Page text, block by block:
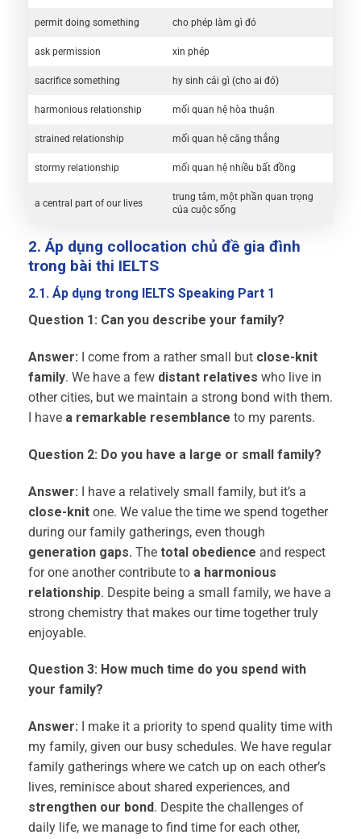
permit doing something cho phép làm gì đó
ask permission xin phép
sacrifice something hy sinh cái gì (cho ai đó)
harmonious relationship mối quan hệ hòa thuận
strained relationship mối quan hệ căng thẳng
stormy relationship mối quan hệ nhiều bất đồng
a central part of our lives
trung tâm, một phần quan trọng
của cuộc sống
2. Áp dụng collocation chủ đề gia đình
trong bài thi IELTS
2.1. Áp dụng trong IELTS Speaking Part 1
Question 1: Can you describe your family?
Answer: I come from a rather small but close-knit
family. We have a few distant relatives who live in
other cities, but we maintain a strong bond with them.
I have a remarkable resemblance to my parents.
Question 2: Do you have a large or small family?
Answer: I have a relatively small family, but it’s a
close-knit one. We value the time we spend together
during our family gatherings, even though
generation gaps. The total obedience and respect
for one another contribute to a harmonious
relationship. Despite being a small family, we have a
strong chemistry that makes our time together truly
enjoyable.
Question 3: How much time do you spend with
your family?
Answer: I make it a priority to spend quality time with
my family, given our busy schedules. We have regular
family gatherings where we catch up on each other’s
lives, reminisce about shared experiences, and
strengthen our bond. Despite the challenges of
daily life, we manage to find time for each other,